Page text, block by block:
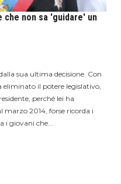
che non sa 'guidare' un
sua ultima decisione. Con
il potere legislativo,
perché lei ha
marzo 2014, forse ricorda i
giovani che...